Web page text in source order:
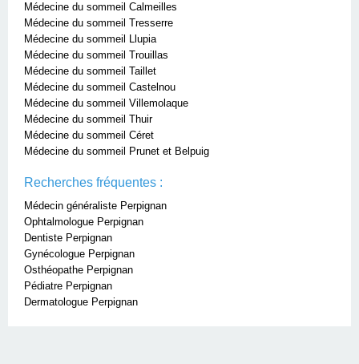
Médecine du sommeil Calmeilles
Médecine du sommeil Tresserre
Médecine du sommeil Llupia
Médecine du sommeil Trouillas
Médecine du sommeil Taillet
Médecine du sommeil Castelnou
Médecine du sommeil Villemolaque
Médecine du sommeil Thuir
Médecine du sommeil Céret
Médecine du sommeil Prunet et Belpuig
Recherches fréquentes :
Médecin généraliste Perpignan
Ophtalmologue Perpignan
Dentiste Perpignan
Gynécologue Perpignan
Osthéopathe Perpignan
Pédiatre Perpignan
Dermatologue Perpignan